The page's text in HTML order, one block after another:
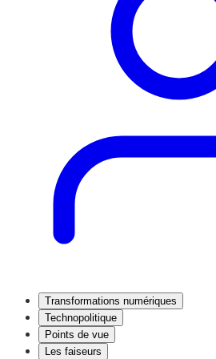
Transformations numériques
Technopolitique
Points de vue
Les faiseurs